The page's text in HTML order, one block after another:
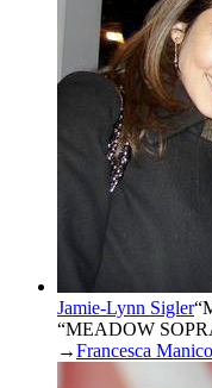
Jamie-Lynn Sigler“
“MEADOW
→Francesca